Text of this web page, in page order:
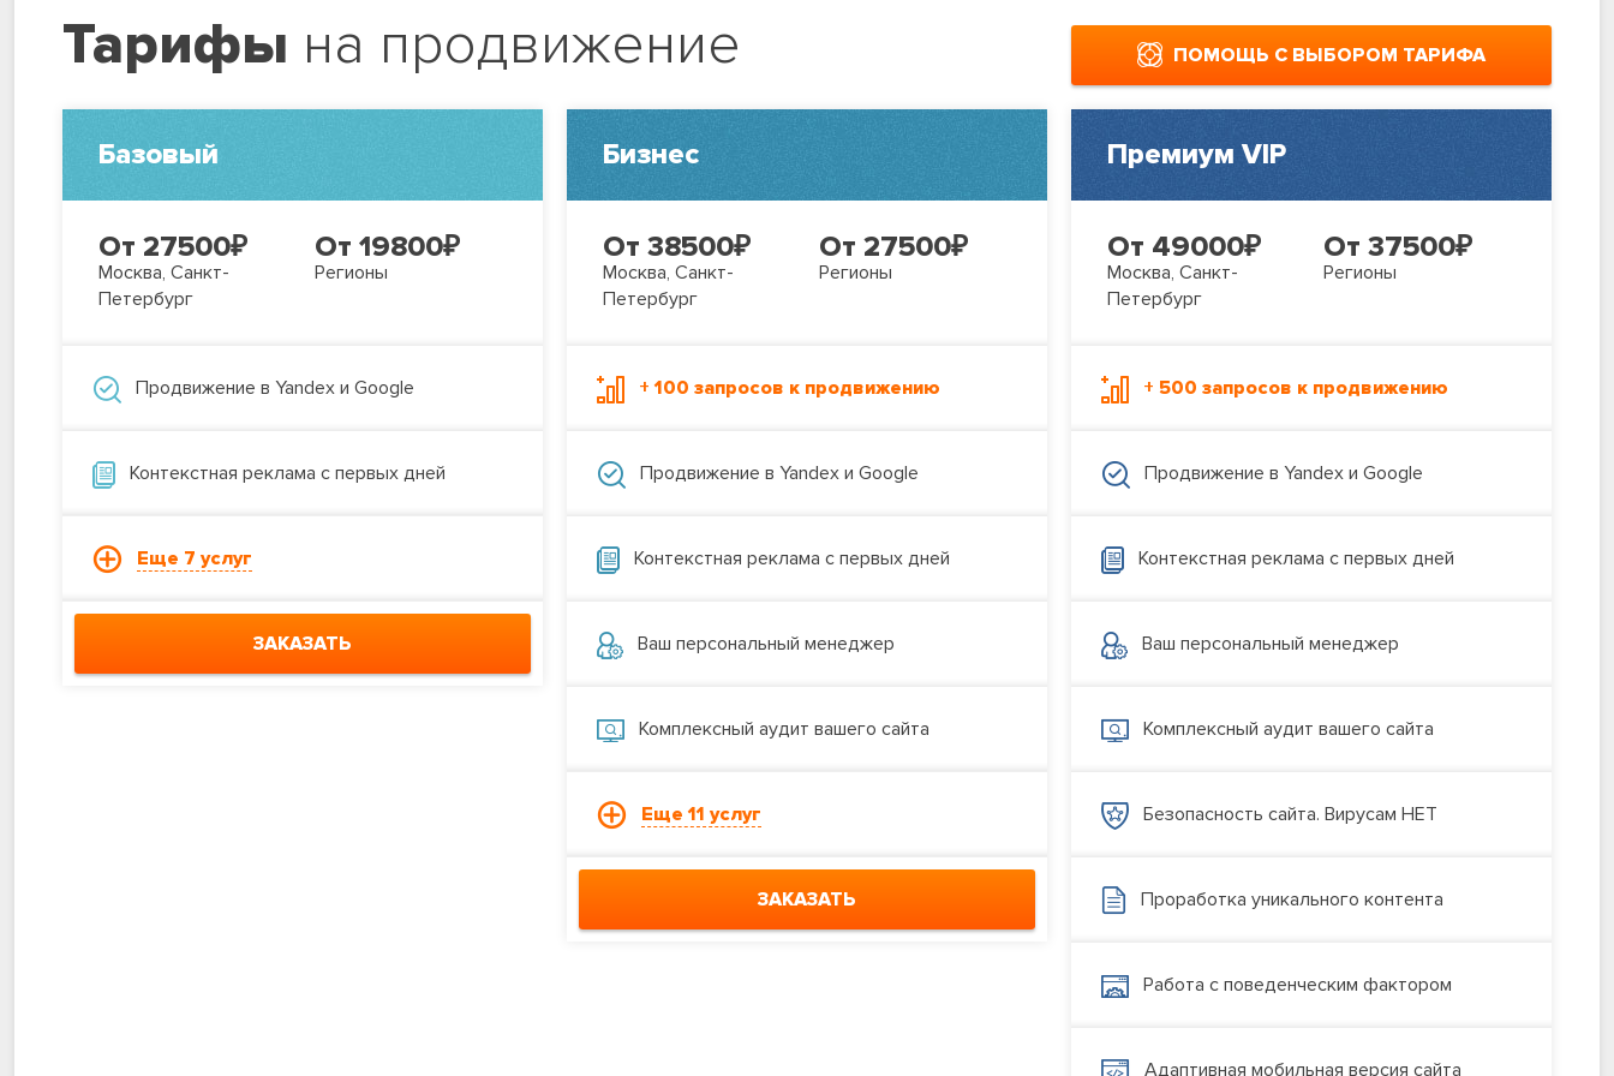
Тарифы на продвижение ПОМОЩЬ С ВЫБОРОМ ТАРИФА
Базовый
От 27500₽
Москва, Санкт-
Петербург
От 19800₽
Регионы
Продвижение в Yandex и Google
Контекстная реклама с первых дней
Еще 7 услуг
ЗАКАЗАТЬ
Бизнес
От 38500₽
Москва, Санкт-
Петербург
От 27500₽
Регионы
+ 100 запросов к продвижению
Продвижение в Yandex и Google
Контекстная реклама с первых дней
Ваш персональный менеджер
Комплексный аудит вашего сайта
Еще 11 услуг
ЗАКАЗАТЬ
Премиум VIP
От 49000₽
Москва, Санкт-
Петербург
От 37500₽
Регионы
+ 500 запросов к продвижению
Продвижение в Yandex и Google
Контекстная реклама с первых дней
Ваш персональный менеджер
Комплексный аудит вашего сайта
Безопасность сайта. Вирусам НЕТ
Проработка уникального контента
Работа с поведенческим фактором
Адаптивная мобильная версия сайта